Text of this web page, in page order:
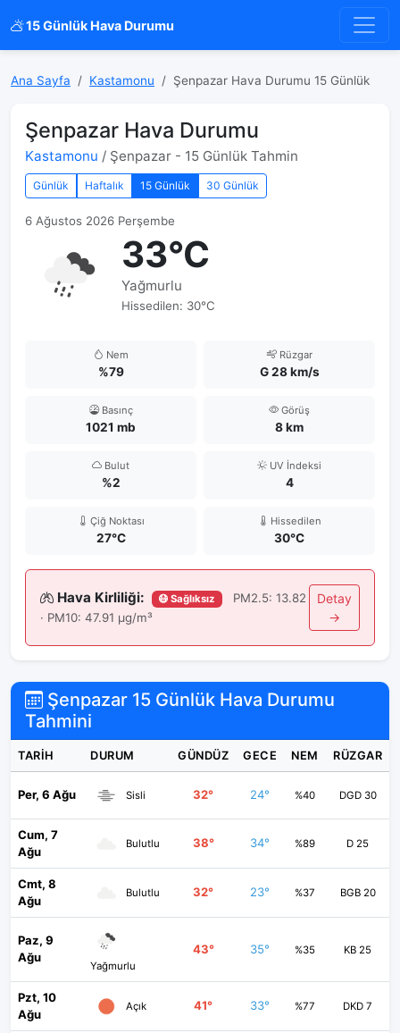
15 Günlük Hava Durumu
Ana Sayfa Kastamonu Şenpazar Hava Durumu 15 Günlük
Şenpazar Hava Durumu
Kastamonu / Şenpazar - 15 Günlük Tahmin
Günlük Haftalık 15 Günlük 30 Günlük
6 Ağustos 2026 Perşembe
33°C
Yağmurlu
Hissedilen: 30°C
Nem
%79
Rüzgar
G 28 km/s
Basınç
1021 mb
Görüş
8 km
Bulut
%2
UV İndeksi
4
Çiğ Noktası
27°C
Hissedilen
30°C
Hava Kirliliği: 😷 Sağlıksız
PM2.5: 13.82
· PM10: 47.91 μg/m³
Detay
→
Şenpazar 15 Günlük Hava Durumu
Tahmini
TARIH DURUM GÜNDÜZ GECE NEM RÜZGAR
Per, 6 Ağu Sisli 32° 24° %40 DGD 30
Cum, 7
Ağu
Bulutlu 38° 34° %89 D 25
Cmt, 8
Ağu
Bulutlu 32° 23° %37 BGB 20
Paz, 9
Ağu
Yağmurlu
43° 35° %35 KB 25
Pzt, 10
Ağu
Açık 41° 33° %77 DKD 7